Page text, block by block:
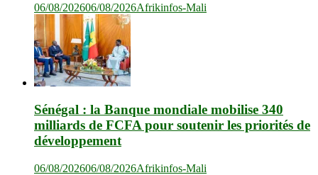
06/08/202606/08/2026Afrikinfos-Mali
Sénégal : la Banque mondiale mobilise 340
milliards de FCFA pour soutenir les priorités de
développement
06/08/202606/08/2026Afrikinfos-Mali